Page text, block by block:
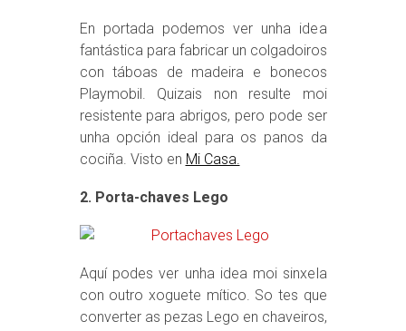
En portada podemos ver unha idea
fantástica para fabricar un colgadoiros
con táboas de madeira e bonecos
Playmobil. Quizais non resulte moi
resistente para abrigos, pero pode ser
unha opción ideal para os panos da
cociña. Visto en Mi Casa.
2. Porta-chaves Lego
Aquí podes ver unha idea moi sinxela
con outro xoguete mítico. So tes que
converter as pezas Lego en chaveiros,